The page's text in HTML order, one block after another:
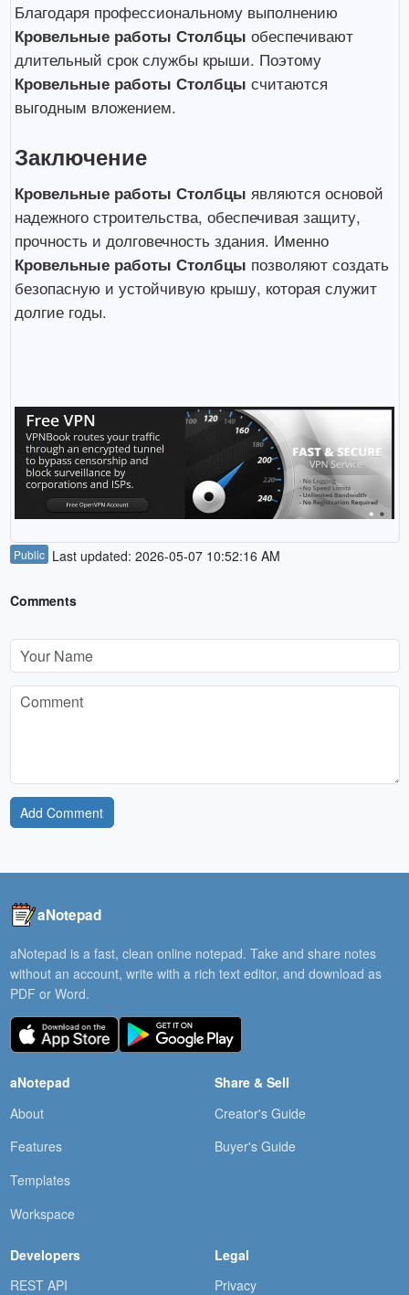
Благодаря профессиональному выполнению
Кровельные работы Столбцы обеспечивают
длительный срок службы крыши. Поэтому
Кровельные работы Столбцы считаются
выгодным вложением.
Заключение
Кровельные работы Столбцы являются основой
надежного строительства, обеспечивая защиту,
прочность и долговечность здания. Именно
Кровельные работы Столбцы позволяют создать
безопасную и устойчивую крышу, которая служит
долгие годы.
Public Last updated: 2026-05-07 10:52:16 AM
Comments
Add Comment
aNotepad
aNotepad is a fast, clean online notepad. Take and share notes
without an account, write with a rich text editor, and download as
PDF or Word.
aNotepad
About
Features
Templates
Workspace
Share & Sell
Creator's Guide
Buyer's Guide
Developers
REST API
Legal
Privacy